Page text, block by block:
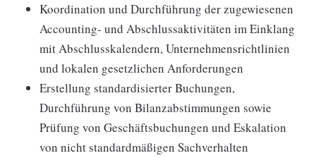
Koordination und Durchführung der zugewiesenen
Accounting- und Abschlussaktivitäten im Einklang
mit Abschlusskalendern, Unternehmensrichtlinien
und lokalen gesetzlichen Anforderungen
Erstellung standardisierter Buchungen,
Durchführung von Bilanzabstimmungen sowie
Prüfung von Geschäftsbuchungen und Eskalation
von nicht standardmäßigen Sachverhalten